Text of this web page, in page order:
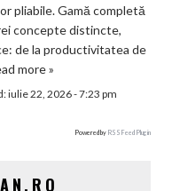
pliabile. Gamă completă
concepte distincte,
de la productivitatea de
more »
iulie 22, 2026 - 7:23 pm
Powered by RSS Feed Plugin